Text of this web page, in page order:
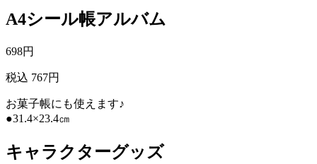
A4シール帳アルバム
698円
税込 767円
お菓子帳にも使えます♪
●31.4×23.4㎝
キャラクターグッズ